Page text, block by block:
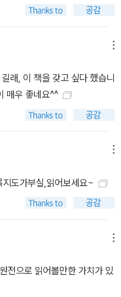
표 세력으로 페르시아 왕국
이전에 있었던 동-서 갈등을
키려던 비그리스인, 즉 크로
스 등이 사건 전개의 핵심
부딪쳤거나 복속된 개별 민
서는 페르시아와 대결할 그
사가 여러 단계로 나뉘어 기
정적인 단계로 접어든다.
데, 마라톤에서 좌초한 다
르모퓔라이 전투, 아르테미
이, 뮈칼레에서 거둔 그리스
든다. 헤로도토스가 가진 역사
등이 등장한다. 살라미스,
실질적으로 종결되지만, 그 뒤
래, 이 책을 갖고 싶다 했습니
매우 좋네요^^
도가부실,읽어보세요~
전으로 읽어볼만한 가치가 있